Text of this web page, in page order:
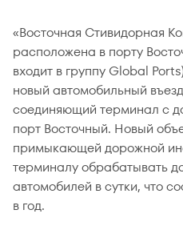
«Восточная Стивидорная
расположена в порту
входит в группу Global
новый автомобильный
соединяющий терминал с
порт Восточный. Новый
примыкающей дорожной
терминалу обрабатывать
автомобилей в сутки, что
в год.